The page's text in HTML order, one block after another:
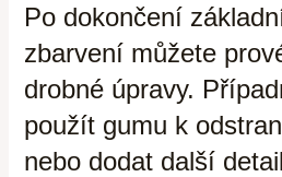
Po dokončení
zbarvení můžete
drobné úpravy.
použít gumu k
nebo dodat další